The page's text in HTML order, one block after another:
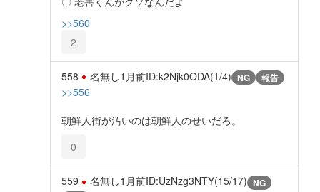
>>560
2
558 名無し1月前ID:k2Njk0ODA(1/4) NG 報告
>>556
朝鮮人街が汚いのは朝鮮人のせいだろ。
0
559 名無し1月前ID:UzNzg3NTY(15/17) NG